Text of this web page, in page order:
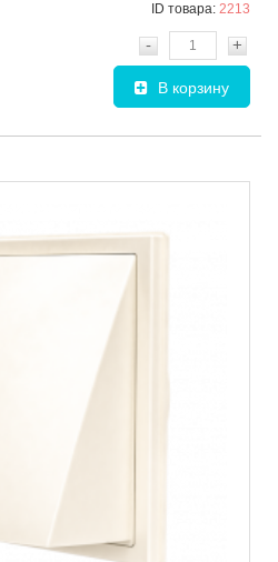
ID товара: 2213
- +
В корзину